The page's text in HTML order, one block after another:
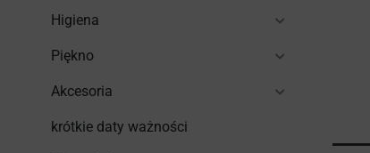
Higiena
Piękno
Akcesoria
krótkie daty ważności